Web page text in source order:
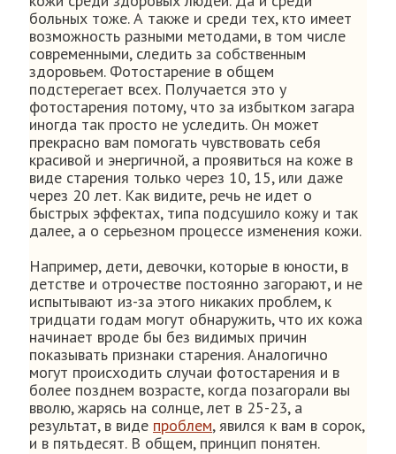
больных тоже. А также и среди тех, кто имеет
возможность разными методами, в том числе
современными, следить за собственным
здоровьем. Фотостарение в общем
подстерегает всех. Получается это у
фотостарения потому, что за избытком загара
иногда так просто не уследить. Он может
прекрасно вам помогать чувствовать себя
красивой и энергичной, а проявиться на коже в
виде старения только через 10, 15, или даже
через 20 лет. Как видите, речь не идет о
быстрых эффектах, типа подсушило кожу и так
далее, а о серьезном процессе изменения кожи.
Например, дети, девочки, которые в юности, в
детстве и отрочестве постоянно загорают, и не
испытывают из-за этого никаких проблем, к
тридцати годам могут обнаружить, что их кожа
начинает вроде бы без видимых причин
показывать признаки старения. Аналогично
могут происходить случаи фотостарения и в
более позднем возрасте, когда позагорали вы
вволю, жарясь на солнце, лет в 25-23, а
результат, в виде проблем, явился к вам в сорок,
и в пятьдесят. В общем, принцип понятен.